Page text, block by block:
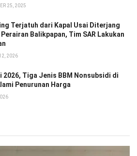
25, 2025
Terjatuh dari Kapal Usai Diterjang
Balikpapan, Tim SAR Lakukan
2026
2026, Tiga Jenis BBM Nonsubsidi di
Penurunan Harga